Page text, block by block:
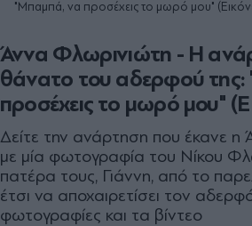
"Μπαμπά, να προσέχεις το μωρό μου"
Άννα Φλωρινιώτη - Η
θάνατο του αδερφού
προσέχεις το μωρό μου"
Δείτε την ανάρτηση που έκανε η
με μία φωτογραφία του Νίκου
πατέρα τους, Γιάννη, από το
έτσι να αποχαιρετίσει τον
φωτογραφίες και τα βίντεο